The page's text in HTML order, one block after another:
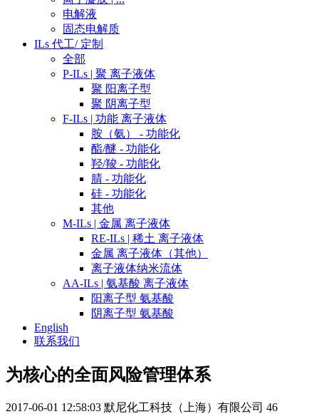
电解液
固态电解质
ILs 代工/ 定制
全部
P-ILs | 聚 离子液体
聚 阳离子型
聚 阴离子型
F-ILs | 功能 离子液体
胺（氨） - 功能化
酯/醚 - 功能化
羟/羧 - 功能化
腈 - 功能化
硅 - 功能化
其他
M-ILs | 金属 离子液体
RE-ILs | 稀土 离子液体
金属 离子液体（其他）
离子液体纳米流体
AA-ILs | 氨基酸 离子液体
阳离子型 氨基酸
阴离子型 氨基酸
English
联系我们
为核心的全面风险管理体系
2017-06-01 12:58:03 默尼化工科技（上海）有限公司 46